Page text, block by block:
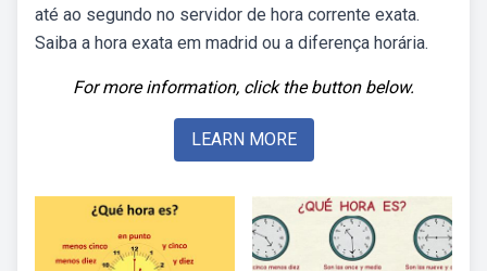
até ao segundo no servidor de hora corrente exata.
Saiba a hora exata em madrid ou a diferença horária.
For more information, click the button below.
LEARN MORE